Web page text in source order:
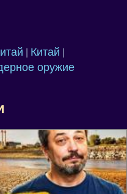
Китай
оружие